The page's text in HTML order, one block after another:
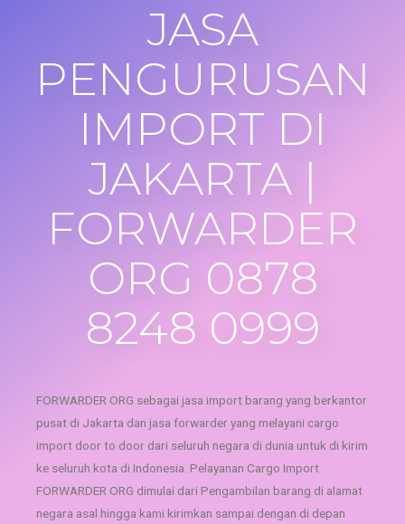
JASA
PENGURUSAN
IMPORT DI
JAKARTA |
FORWARDER
ORG 0878
8248 0999
FORWARDER ORG sebagai jasa import barang yang berkantor
pusat di Jakarta dan jasa forwarder yang melayani cargo
import door to door dari seluruh negara di dunia untuk di kirim
ke seluruh kota di Indonesia. Pelayanan Cargo Import
FORWARDER ORG dimulai dari Pengambilan barang di alamat
negara asal hingga kami kirimkan sampai dengan di depan